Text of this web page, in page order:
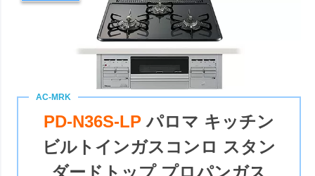
PD-N36S-LPパロマ キッチン
ビルトインガスコンロ スタン
ダードトップ プロパンガス